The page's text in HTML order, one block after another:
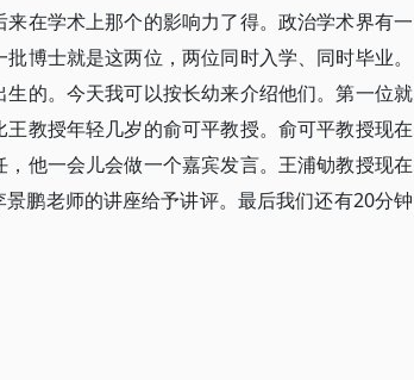
在学术上那个的影响力了得。政治学术界有一
博士就是这两位，两位同时入学、同时毕业。
的。今天我可以按长幼来介绍他们。第一位就
教授年轻几岁的俞可平教授。俞可平教授现在
他一会儿会做一个嘉宾发言。王浦劬教授现在
鹏老师的讲座给予讲评。最后我们还有20分钟